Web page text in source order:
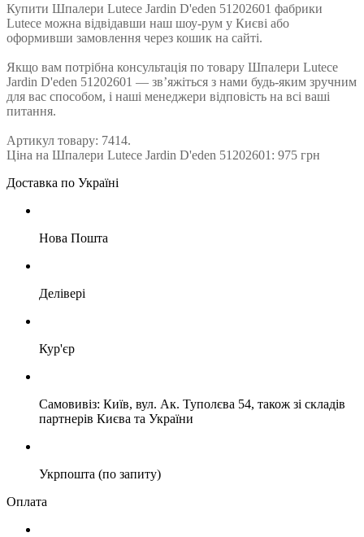
Купити Шпалери Lutece Jardin D'eden 51202601 фабрики
Lutece можна відвідавши наш шоу-рум у Києві або
оформивши замовлення через кошик на сайті.
Якщо вам потрібна консультація по товару Шпалери Lutece
Jardin D'eden 51202601 — зв’яжіться з нами будь-яким зручним
для вас способом, і наші менеджери відповість на всі ваші
питання.
Артикул товару: 7414.
Ціна на Шпалери Lutece Jardin D'eden 51202601: 975 грн
Доставка по Україні
Нова Пошта
Делівері
Кур'єр
Самовивіз: Київ, вул. Ак. Туполєва 54, також зі складів
партнерів Києва та України
Укрпошта (по запиту)
Оплата